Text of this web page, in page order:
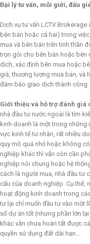
Đại lý tư vấn, môi giới, đấu
Dịch vụ tư vấn LCTV
bên bán hoặc cả hai) trong
mua và bên bán trên tinh thần
trọn gói cho bên bán hoặc bên
dịch, xác định bên mua hoặc
giá, thương lượng mua bán, và
đảm bảo giao dịch thành công.
Giới thiệu và hỗ trợ đánh giá
nhà đầu tư nước ngoài là tìm
kinh doanh là một trong những
vực kinh tế tư nhân, rất nhiều
quy mô quá nhỏ hoặc không
nghiệp khác thì vẫn còn cần
nghiệp nói chung hoặc hệ
cách là người mua, nhà đầu tư
cấu của doanh nghiệp. Cụ thể,
hoạt động kinh doanh trong
tư lại chỉ muốn đầu tư vào một
số dự án tốt (nhưng phần lớn
khác vẫn chưa hoàn tất được
quyền sử dụng đất dài hạn…